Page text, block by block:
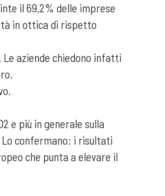
il 69,2% delle imprese
in ottica di rispetto
aziende chiedono infatti
e più in generale sulla
confermano: i risultati
che punta a elevare il